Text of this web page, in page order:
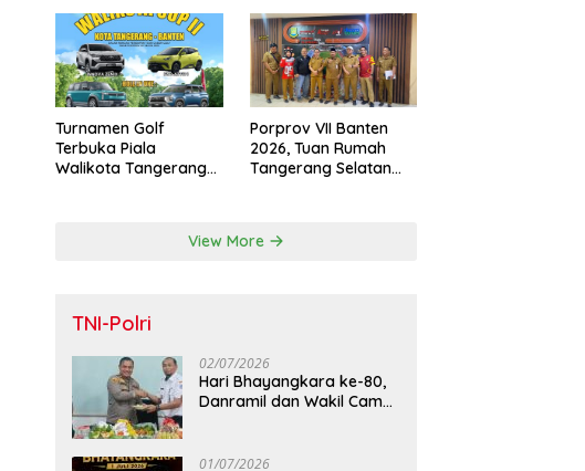
Turnamen Golf
Terbuka Piala
Walikota Tangerang
Porprov VII Banten
2026, Tuan Rumah
Tangerang Selatan
View More
TNI-Polri
02/07/2026
Hari Bhayangkara ke-80,
Danramil dan Wakil Camat
01/07/2026